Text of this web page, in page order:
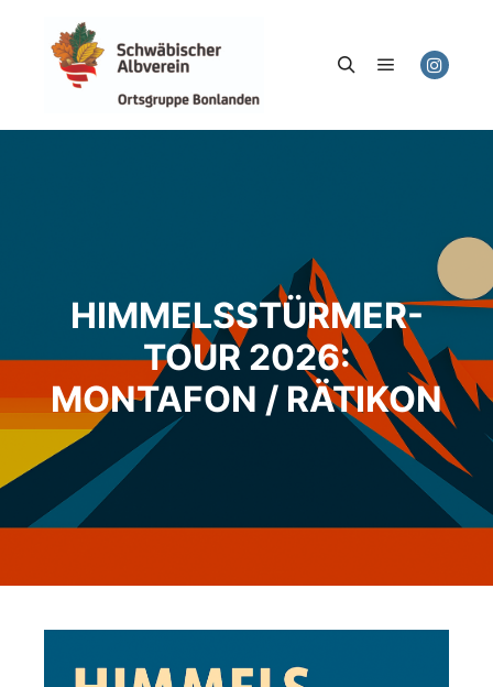
HIMMELSSTÜRMER-
TOUR 2026:
MONTAFON / RÄTIKON